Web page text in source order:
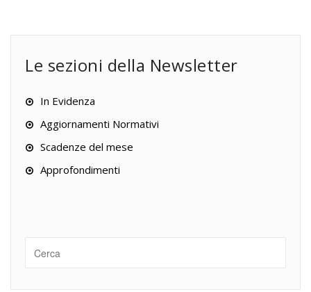
Le sezioni della Newsletter
In Evidenza
Aggiornamenti Normativi
Scadenze del mese
Approfondimenti